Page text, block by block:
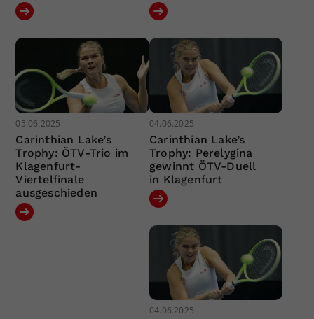
05.06.2025
Carinthian Lake’s
Trophy: ÖTV-Trio im
Klagenfurt-
Viertelfinale
ausgeschieden
04.06.2025
Carinthian Lake’s
Trophy: Perelygina
gewinnt ÖTV-Duell
in Klagenfurt
04.06.2025